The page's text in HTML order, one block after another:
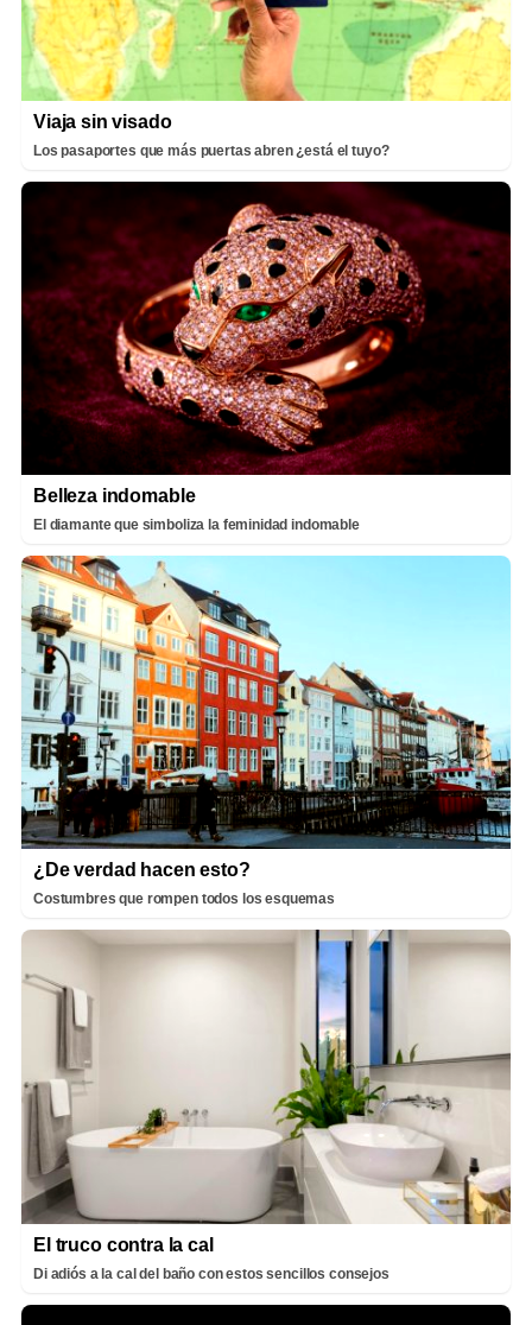
Viaja sin visado
Los pasaportes que más puertas abren ¿está el tuyo?
Belleza indomable
El diamante que simboliza la feminidad indomable
¿De verdad hacen esto?
Costumbres que rompen todos los esquemas
El truco contra la cal
Di adiós a la cal del baño con estos sencillos consejos